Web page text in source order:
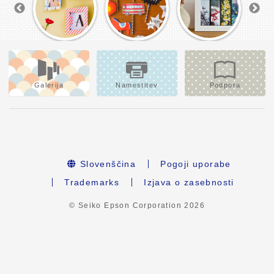
Galerija Namestitev Podpora
Slovenščina
Pogoji uporabe
Trademarks
Izjava o zasebnosti
© Seiko Epson Corporation2026